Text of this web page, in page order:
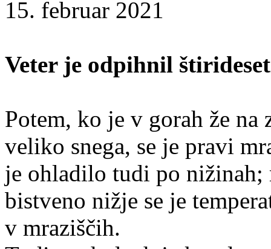
15. februar 2021
Veter je odpihnil
Potem, ko je v gorah že na
veliko snega, se je pravi
je ohladilo tudi po nižinah;
bistveno nižje se je
v mraziščih.